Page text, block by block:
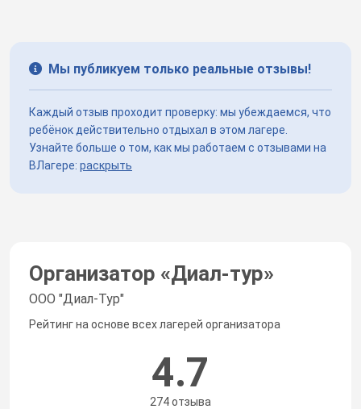
Мы публикуем только реальные отзывы!
Каждый отзыв проходит проверку: мы убеждаемся, что
ребёнок действительно отдыхал в этом лагере.
Узнайте больше о том, как мы работаем с отзывами на
ВЛагере: раскрыть
Организатор «Диал-тур»
ООО "Диал-Тур"
Рейтинг на основе всех лагерей организатора
4.7
274 отзыва